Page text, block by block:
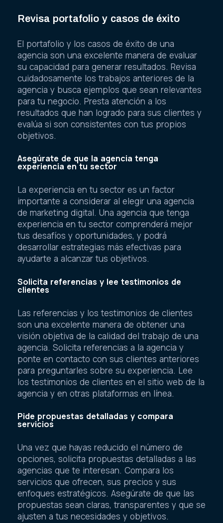
Revisa portafolio y casos de éxito
El portafolio y los casos de éxito de una
agencia son una excelente manera de evaluar
su capacidad para generar resultados. Revisa
cuidadosamente los trabajos anteriores de la
agencia y busca ejemplos que sean relevantes
para tu negocio. Presta atención a los
resultados que han logrado para sus clientes y
evalúa si son consistentes con tus propios
objetivos.
Asegúrate de que la agencia tenga
experiencia en tu sector
La experiencia en tu sector es un factor
importante a considerar al elegir una agencia
de marketing digital. Una agencia que tenga
experiencia en tu sector comprenderá mejor
tus desafíos y oportunidades, y podrá
desarrollar estrategias más efectivas para
ayudarte a alcanzar tus objetivos.
Solicita referencias y lee testimonios de
clientes
Las referencias y los testimonios de clientes
son una excelente manera de obtener una
visión objetiva de la calidad del trabajo de una
agencia. Solicita referencias a la agencia y
ponte en contacto con sus clientes anteriores
para preguntarles sobre su experiencia. Lee
los testimonios de clientes en el sitio web de la
agencia y en otras plataformas en línea.
Pide propuestas detalladas y compara
servicios
Una vez que hayas reducido el número de
opciones, solicita propuestas detalladas a las
agencias que te interesan. Compara los
servicios que ofrecen, sus precios y sus
enfoques estratégicos. Asegúrate de que las
propuestas sean claras, transparentes y que se
ajusten a tus necesidades y objetivos.